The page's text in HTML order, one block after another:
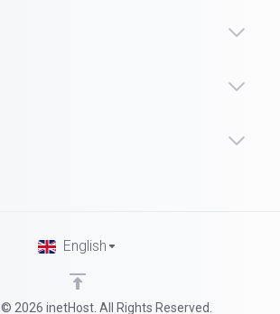
2026 inetHost. All Rights Reserved.
English